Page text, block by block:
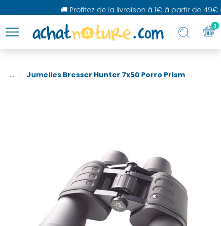
🚚 Profitez de la livraison à 1€ à partir de 49€
... Jumelles Bresser Hunter 7x50 Porro Prism
3